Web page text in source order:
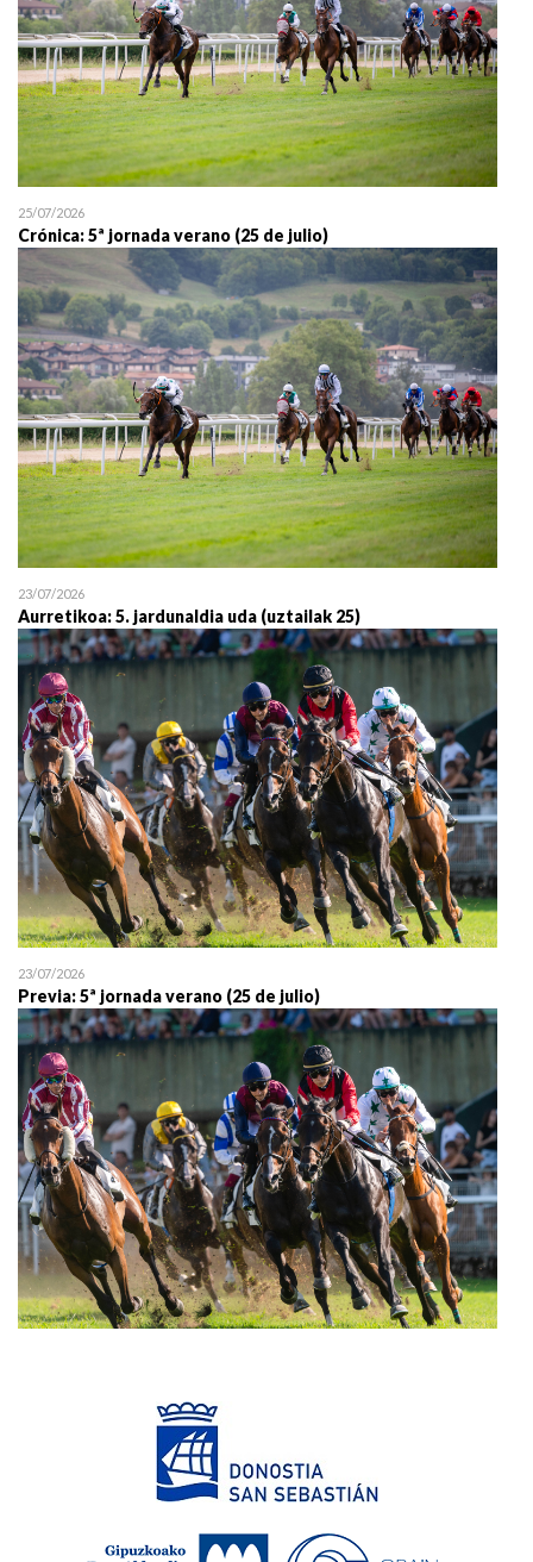
25/07/2026
Crónica: 5ª jornada verano (25 de julio)
23/07/2026
Aurretikoa: 5. jardunaldia uda (uztailak 25)
23/07/2026
Previa: 5ª jornada verano (25 de julio)